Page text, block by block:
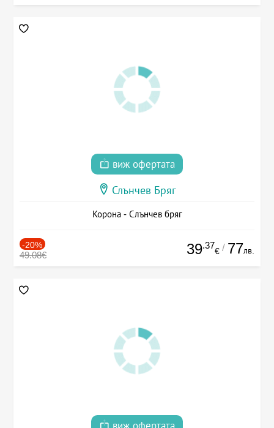
виж офертата
Слънчев Бряг
Корона - Слънчев бряг
-20%
49.08€ 39.37
€ / 77лв.
виж офертата